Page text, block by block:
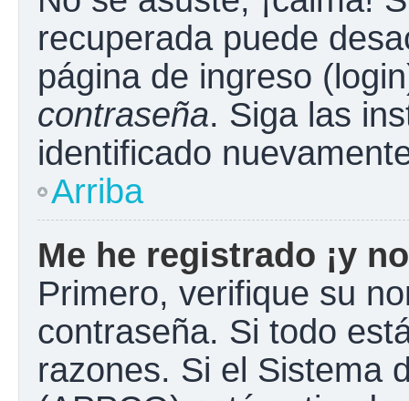
recuperada puede
página de ingreso
contraseña. Siga las
identificado
Arriba
Me he registrado ¡y
Primero, verifique su
contraseña. Si todo
razones. Si el Sistema